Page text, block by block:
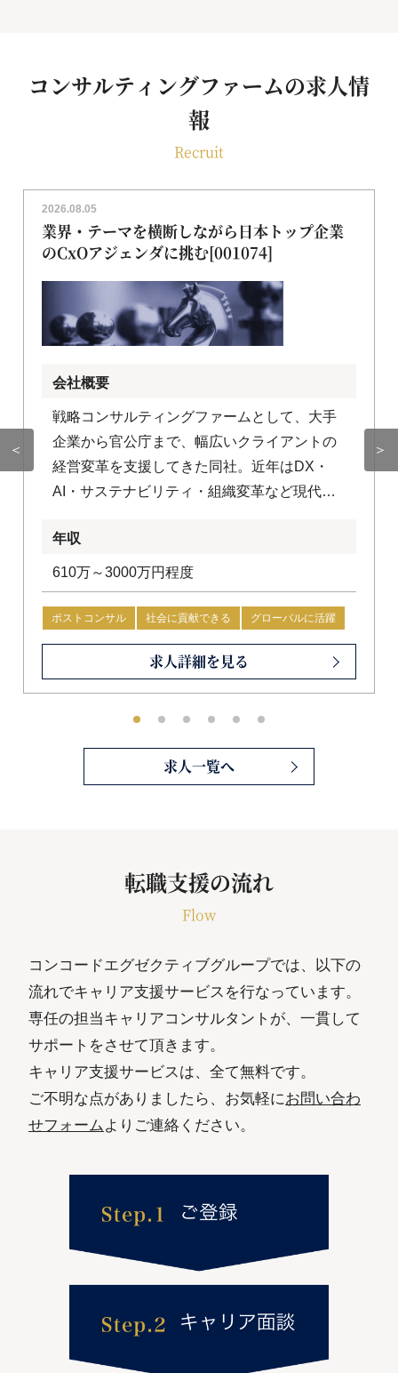
コンサルティングファームの求人情
報
Recruit
＜
2026.08.05
業界・テーマを横断しながら日本トップ企業
のCxOアジェンダに挑む[001074]
会社概要
戦略コンサルティングファームとして、大手
企業から官公庁まで、幅広いクライアントの
経営変革を支援してきた同社。近年はDX・
AI・サステナビリティ・組織変革など現代の
タル領域の専門組織との協業体制も整備して
います。 多様性を組織の核に据え、あらゆる
バックグラウンドのメンバーが活躍。女性活
躍推進にも継続的に取り組み、多様な個が互
いに敬意と信頼をもって協働するカルチャー
を大切にしています。
年収
610万～3000万円程度
ポストコンサル 社会に貢献できる
グローバルに活躍
未経験可
起業に役立つ 注目
求人詳細を見る
＞
求人一覧へ
転職支援の流れ
Flow
コンコードエグゼクティブグループでは、以下の
流れでキャリア支援サービスを行なっています。
専任の担当キャリアコンサルタントが、一貫して
サポートをさせて頂きます。
キャリア支援サービスは、全て無料です。
ご不明な点がありましたら、お気軽にお問い合わ
せフォームよりご連絡ください。